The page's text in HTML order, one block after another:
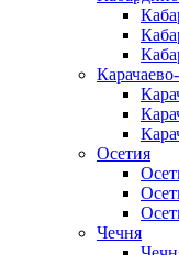
Осетия
Чечня